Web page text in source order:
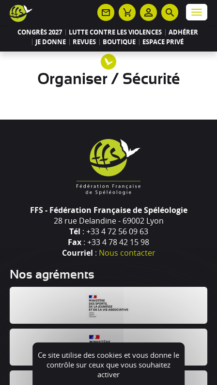
CONGRÈS 2027 LUTTE CONTRE LES VIOLENCES
ADHÉRER
JE DONNE
REVUES BOUTIQUE ESPACE PRIVÉ
Menu
Organiser / Sécurité
FFS - Fédération Française de Spéléologie
28 rue Delandine - 69002 Lyon
Tél : +33 4 72 56 09 63
Fax : +33 4 78 42 15 98
Courriel : Nous contacter
Nos agréments
Panneau de gestion des cookies
Ce site utilise des cookies et vous donne le
contrôle sur ceux que vous souhaitez
activer